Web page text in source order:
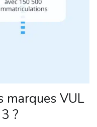
marques VUL
?